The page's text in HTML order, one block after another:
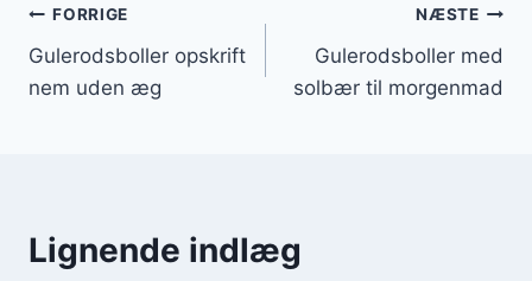
Indlægsnavigation
FORRIGE
Gulerodsboller opskrift
nem uden æg
NÆSTE
Gulerodsboller med
solbær til morgenmad
Lignende indlæg